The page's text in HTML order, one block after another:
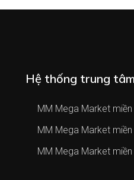
Hệ thống trung tâm
MM Mega Market
MM Mega Market miền
MM Mega Market